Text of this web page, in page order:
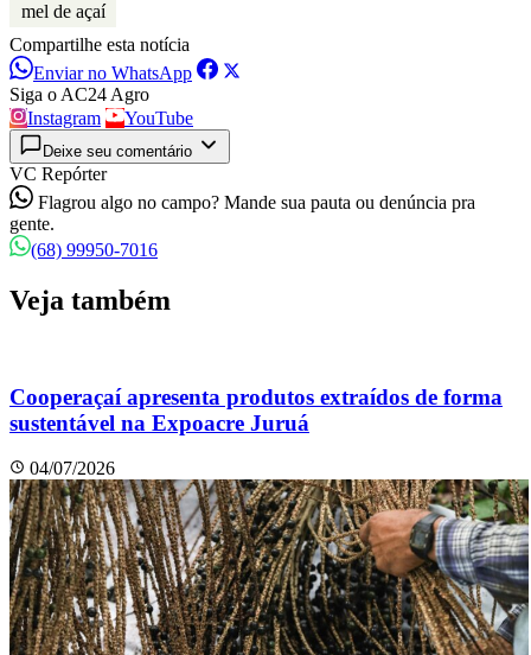
mel de açaí
Compartilhe esta notícia
Enviar no WhatsApp
Siga o AC24 Agro
Instagram
YouTube
Deixe seu comentário
VC Repórter
Flagrou algo no campo? Mande sua pauta ou denúncia pra
gente.
(68) 99950-7016
Veja também
Cooperaçaí apresenta produtos extraídos de forma
sustentável na Expoacre Juruá
04/07/2026